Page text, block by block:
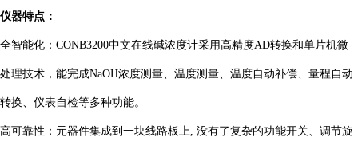
仪器特点：
全智能化： CONB3200中文在线碱浓度计采用高精度AD转换和单片机微
处理技术，能完成NaOH浓度测量、温度测量、温度自动补偿、量程自动
转换、仪表自检等多种功能。
高可靠性： 元器件集成到一块线路板上, 没有了复杂的功能开关、调节旋